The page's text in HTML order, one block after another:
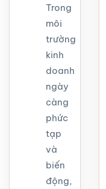
Trong
môi
trường
kinh
doanh
ngày
càng
phức
tạp
và
biến
động,